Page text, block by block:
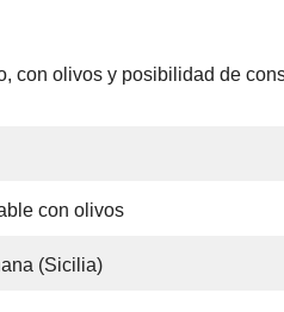
con olivos y posibilidad de
con olivos
(Sicilia)